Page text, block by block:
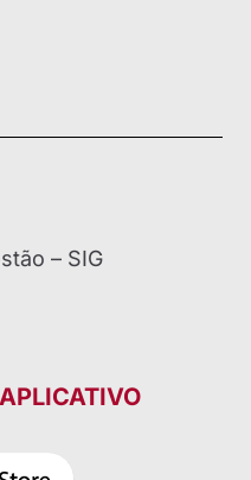
– SIG